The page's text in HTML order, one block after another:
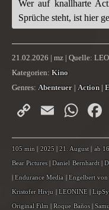
Wer auf knallharte
Sprüche steht, ist hier
21.02.2026 | mz | Quelle:
Kategorien: Kino
Genres: Abenteuer|Action|
CopyEmail
105 min | 2025|21. August |ab
Bear Pictures|Daniel Bernhardt|
|Endurance Media | Engelbert von
Kristofer Hivju | LEONINE|
Original Film |Roque Baños|